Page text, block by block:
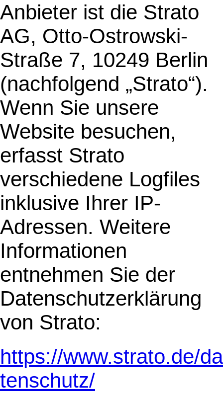
Anbieter ist die Strato
AG, Otto-Ostrowski-
Straße 7, 10249 Berlin
(nachfolgend „Strato“).
Wenn Sie unsere
Website besuchen,
erfasst Strato
verschiedene Logfiles
inklusive Ihrer IP-
Adressen. Weitere
Informationen
entnehmen Sie der
Datenschutzerklärung
von Strato:
https://www.strato.de/da
tenschutz/